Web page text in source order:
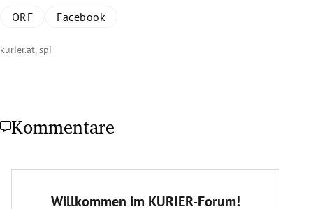
ORF Facebook
kurier.at, spi
Kommentare